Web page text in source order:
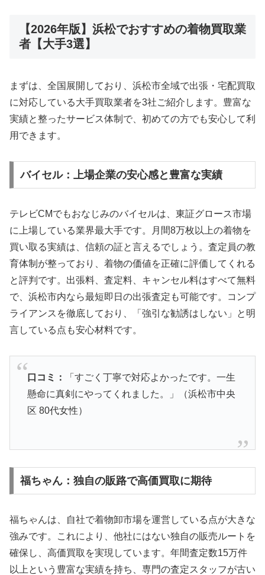
【2026年版】浜松でおすすめの着物買取業
者【大手3選】
まずは、全国展開しており、浜松市全域で出張・宅配買取
に対応している大手買取業者を3社ご紹介します。豊富な
実績と整ったサービス体制で、初めての方でも安心して利
用できます。
バイセル：上場企業の安心感と豊富な実績
テレビCMでもおなじみのバイセルは、東証グロース市場
に上場している業界最大手です。月間8万枚以上の着物を
買い取る実績は、信頼の証と言えるでしょう。査定員の教
育体制が整っており、着物の価値を正確に評価してくれる
と評判です。出張料、査定料、キャンセル料はすべて無料
で、浜松市内なら最短即日の出張査定も可能です。コンプ
ライアンスを徹底しており、「強引な勧誘はしない」と明
言している点も安心材料です。
口コミ：
「すごく丁寧で対応よかったです。一生
懸命に真剣にやってくれました。」（浜松市中央
区 80代女性）
福ちゃん：独自の販路で高価買取に期待
福ちゃんは、自社で着物卸市場を運営している点が大きな
強みです。これにより、他社にはない独自の販売ルートを
確保し、高価買取を実現しています。年間査定数15万件
以上という豊富な実績を持ち、専門の査定スタッフが古い